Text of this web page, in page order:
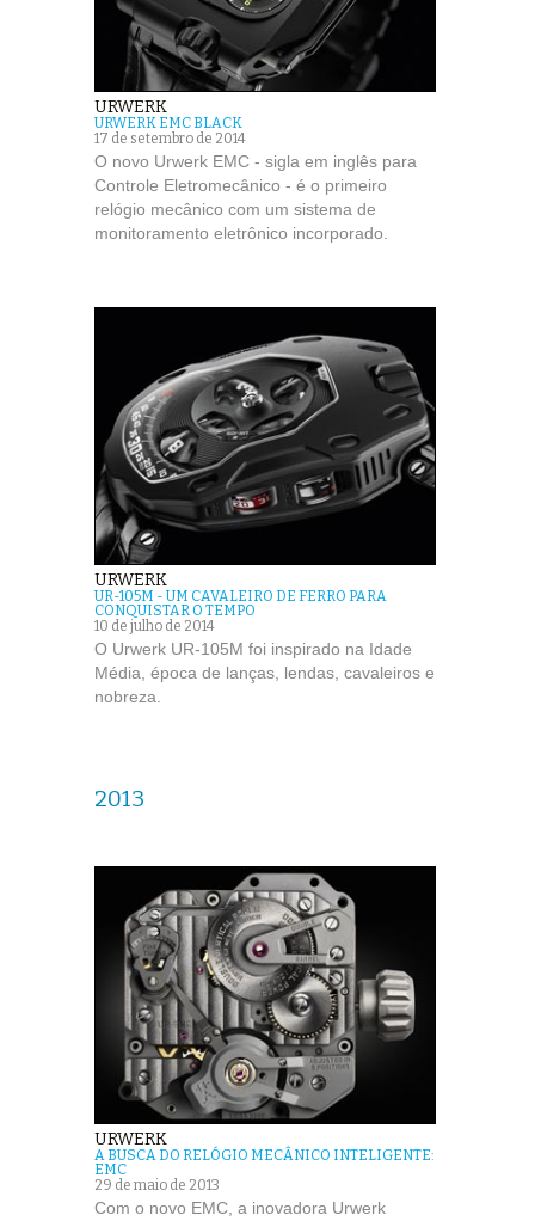
URWERK
URWERK EMC BLACK
17 de setembro de 2014
O novo Urwerk EMC - sigla em inglês para
Controle Eletromecânico - é o primeiro
relógio mecânico com um sistema de
monitoramento eletrônico incorporado.
URWERK
UR-105M - UM CAVALEIRO DE FERRO PARA
CONQUISTAR O TEMPO
10 de julho de 2014
O Urwerk UR-105M foi inspirado na Idade
Média, época de lanças, lendas, cavaleiros e
nobreza.
2013
URWERK
A BUSCA DO RELÓGIO MECÂNICO INTELIGENTE:
EMC
29 de maio de 2013
Com o novo EMC, a inovadora Urwerk